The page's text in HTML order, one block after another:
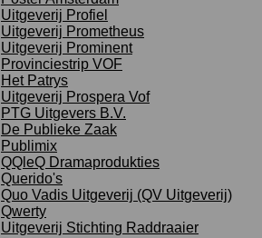
Uitgeverij Profiel
Uitgeverij Prometheus
Uitgeverij Prominent
Provinciestrip VOF
Het Patrys
Uitgeverij Prospera Vof
PTG Uitgevers B.V.
De Publieke Zaak
Publimix
QQleQ Dramaprodukties
Querido's
Quo Vadis Uitgeverij (QV Uitgeverij)
Qwerty
Uitgeverij Stichting Raddraaier